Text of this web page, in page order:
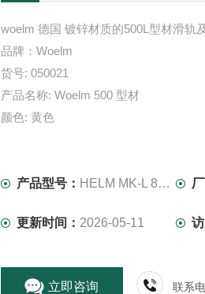
woelm 德国 镀锌材质的500L型材滑轨
品牌：Woelm
货号: 050021
产品名称: Woelm 500 型材
颜色: 黄色
尺寸: 8013255mm
产品型号： HELM MK-L 80 H 114
更新时间： 2026-05-11
立即咨询 联系